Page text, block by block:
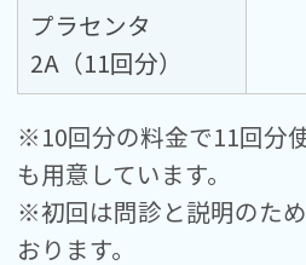
プラセンタ
2A（11回分）
※10回分の料金で11回分
も用意しています。
※初回は問診と説明のた
おります。